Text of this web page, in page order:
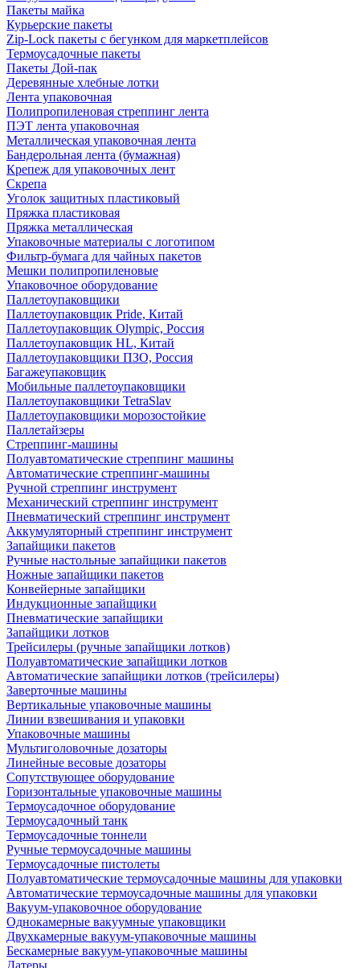
Пакеты майка
Курьерские пакеты
Zip-Lock пакеты с бегунком для маркетплейсов
Термоусадочные пакеты
Пакеты Дой-пак
Деревянные хлебные лотки
Лента упаковочная
Полипропиленовая стреппинг лента
ПЭТ лента упаковочная
Металлическая упаковочная лента
Бандерольная лента (бумажная)
Крепеж для упаковочных лент
Скрепа
Уголок защитных пластиковый
Пряжка пластиковая
Пряжка металлическая
Упаковочные материалы с логотипом
Фильтр-бумага для чайных пакетов
Мешки полипропиленовые
Упаковочное оборудование
Паллетоупаковщики
Паллетоупаковщик Pride, Китай
Паллетоупаковщик Olympic, Россия
Паллетоупаковщик HL, Китай
Паллетоупаковщики ПЗО, Россия
Багажеупаковщик
Мобильные паллетоупаковщики
Паллетоупаковщики TetraSlav
Паллетоупаковщики морозостойкие
Паллетайзеры
Стреппинг-машины
Полуавтоматические стреппинг машины
Автоматические стреппинг-машины
Ручной стреппинг инструмент
Механический стреппинг инструмент
Пневматический стреппинг инструмент
Аккумуляторный стреппинг инструмент
Запайщики пакетов
Ручные настольные запайщики пакетов
Ножные запайщики пакетов
Конвейерные запайщики
Индукционные запайщики
Пневматические запайщики
Запайщики лотков
Трейсилеры (ручные запайщики лотков)
Полуавтоматические запайщики лотков
Автоматические запайщики лотков (трейсилеры)
Заверточные машины
Вертикальные упаковочные машины
Линии взвешивания и упаковки
Упаковочные машины
Мультиголовочные дозаторы
Линейные весовые дозаторы
Сопутствующее оборудование
Горизонтальные упаковочные машины
Термоусадочное оборудование
Термоусадочный танк
Термоусадочные тоннели
Ручные термоусадочные машины
Термоусадочные пистолеты
Полуавтоматические термоусадочные машины для упаковки
Автоматические термоусадочные машины для упаковки
Вакуум-упаковочное оборудование
Однокамерные вакуумные упаковщики
Двухкамерные вакуум-упаковочные машины
Бескамерные вакуум-упаковочные машины
Датеры